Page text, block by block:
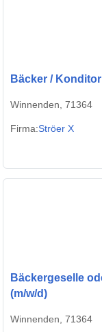
Bäcker /
Winnenden, 71364
Firma:Ströer X
Bäckergeselle
(m/w/d)
Winnenden, 71364